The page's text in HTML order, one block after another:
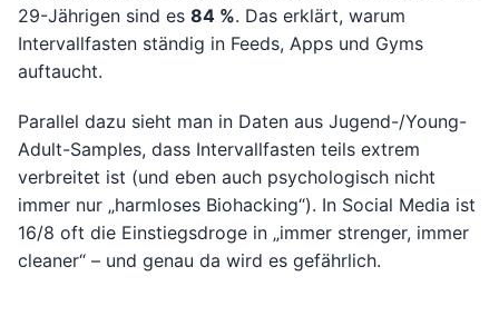
29-Jährigen sind es 84 %. Das erklärt, warum
Intervallfasten ständig in Feeds, Apps und Gyms
auftaucht.
Parallel dazu sieht man in Daten aus Jugend-/Young-
Adult-Samples, dass Intervallfasten teils extrem
verbreitet ist (und eben auch psychologisch nicht
immer nur „harmloses Biohacking“). In Social Media ist
16/8 oft die Einstiegsdroge in „immer strenger, immer
cleaner“ – und genau da wird es gefährlich.